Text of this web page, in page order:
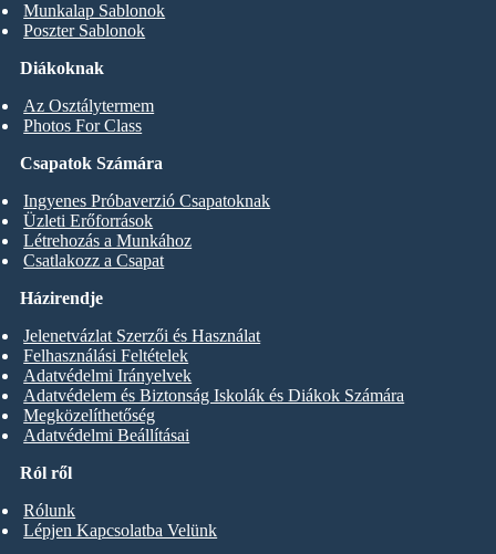
Diákoknak
Az Osztálytermem
Photos For Class
Munkalap Sablonok
Poszter Sablonok
Csapatok Számára
Ingyenes Próbaverzió Csapatoknak
Üzleti Erőforrások
Létrehozás a Munkához
Csatlakozz a Csapat
Ról ről
Rólunk
Lépjen Kapcsolatba Velünk
Házirendje
Jelenetvázlat Szerzői és Használat
Felhasználási Feltételek
Adatvédelmi Irányelvek
Adatvédelem és Biztonság Iskolák és Diákok Számára
Megközelíthetőség
Adatvédelmi Beállításai